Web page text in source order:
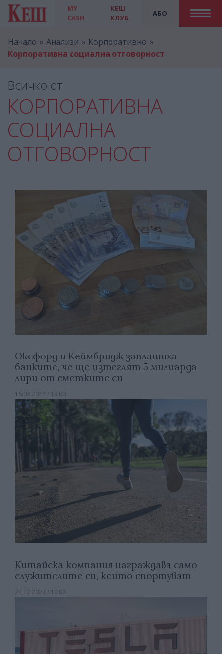
MY
CASH
АБО
КЕШ
КЛУБ
Начало Анализи
Корпоративно
Корпоративна социална отговорност
Всичко от
КОРПОРАТИВНА
СОЦИАЛНА
ОТГОВОРНОСТ
Оксфорд и Кеймбридж заплашиха
банките, че ще изтеглят 5 милиарда
лири от сметките си
16.02.2024 / 13:00
Китайска компания награждава само
служителите си, които спортуват
24.12.2023 / 10:00